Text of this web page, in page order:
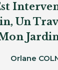
Un
Orlane